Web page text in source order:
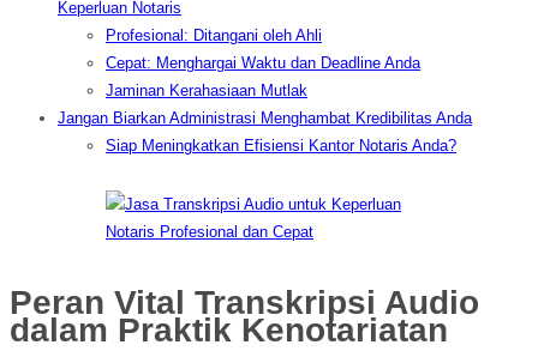
Keperluan Notaris
Profesional: Ditangani oleh Ahli
Cepat: Menghargai Waktu dan Deadline Anda
Jaminan Kerahasiaan Mutlak
Jangan Biarkan Administrasi Menghambat Kredibilitas Anda
Siap Meningkatkan Efisiensi Kantor Notaris Anda?
Peran Vital Transkripsi Audio
dalam Praktik Kenotariatan